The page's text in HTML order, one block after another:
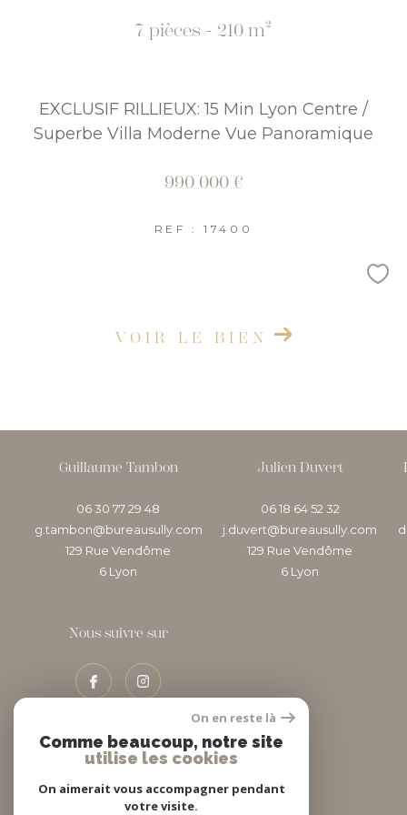
7 pièces - 210 m²
EXCLUSIF RILLIEUX: 15 Min Lyon Centre /
Superbe Villa Moderne Vue Panoramique
990 000 €
REF : 17400
VOIR LE BIEN
Guillaume Tambon
06 30 77 29 48
g.tambon@bureausully.com
129 Rue Vendôme
6
lyon
Nous suivre sur
Julien Duvert
06 18 64 52 32
j.duvert@bureausully.com
129 Rue Vendôme
6
lyon
Adhérents
On en reste là
Comme beaucoup, notre site
utilise les cookies
On aimerait vous accompagner pendant
votre visite.
COUPS DE COEUR EXCLUSIVITÉS